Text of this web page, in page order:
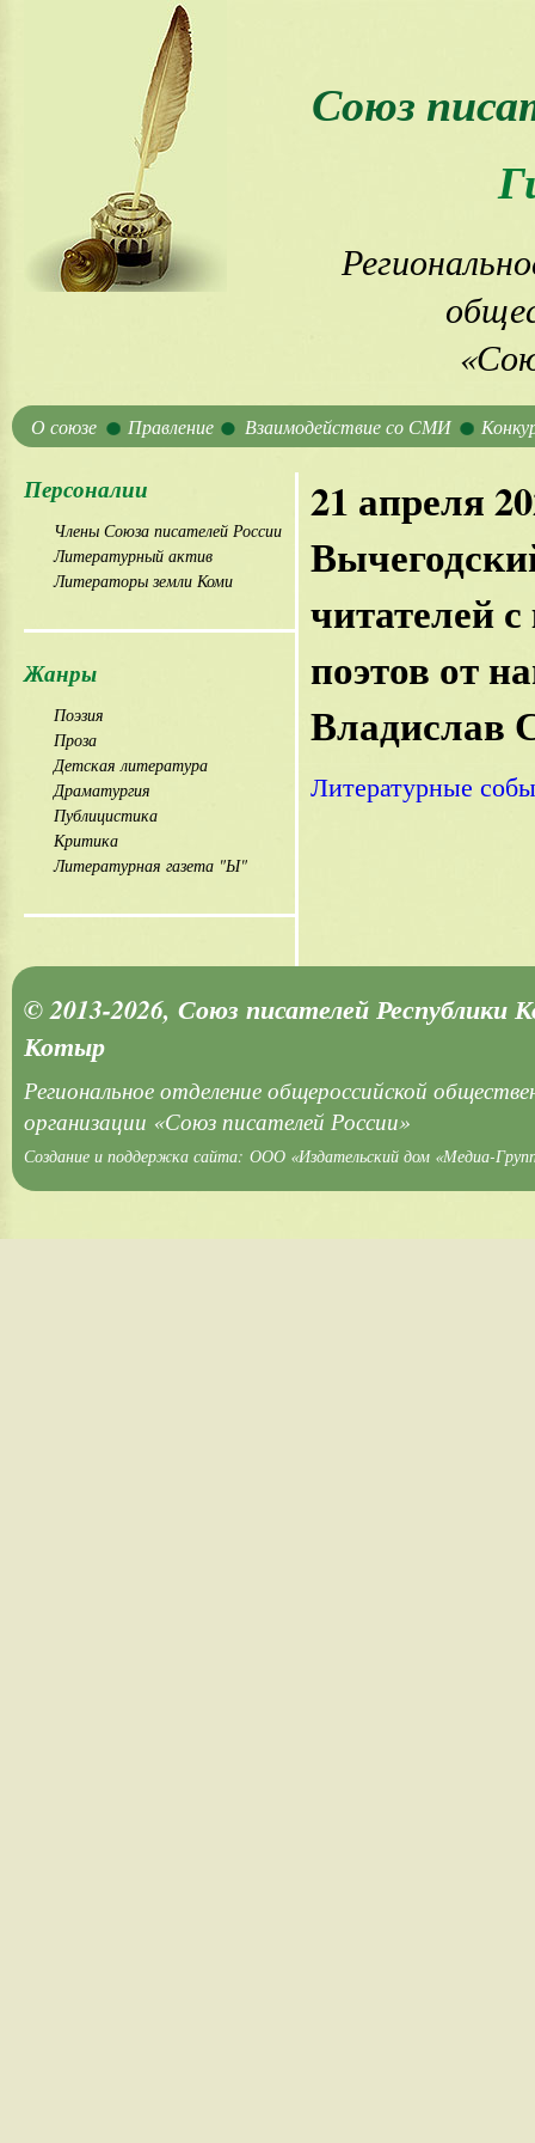
Союз
О союзе Правление Взаимодействие со СМИ
Персоналии
Члены Союза писателей России
Литературный актив
Литераторы земли Коми
Жанры
Поэзия
Проза
Детская литература
Драматургия
Публицистика
Критика
Литературная газета "Ы"
21 апреля
читателей
поэтов от
Владислав
Литературные
© 2013-2026, Союз писателей Республики
Котыр
Региональное отделение общероссийской
организации «Союз писателей России»
Создание и поддержка сайта: ООО «Издательский дом «Медиа-